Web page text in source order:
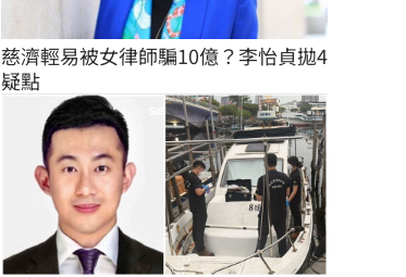
慈濟輕易被女律師騙10億？李怡貞拋4
疑點